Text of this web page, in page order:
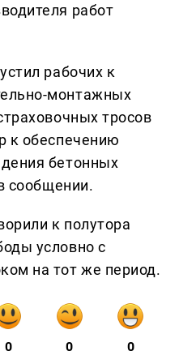
работ
рабочих к
монтажных
тросов
к обеспечению
бетонных
сообщении.
к полутора
условно с
на тот же период.
0 0 0